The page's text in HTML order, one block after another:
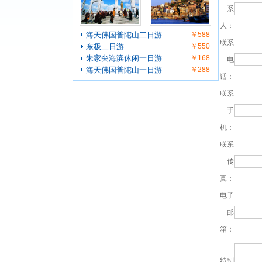
海天佛国普陀山二日游 ￥588
东极二日游 ￥550
朱家尖海滨休闲一日游 ￥168
海天佛国普陀山一日游 ￥288
系
人：
联系
电
话：
联系
手
机：
联系
传
真：
电子
邮
箱：